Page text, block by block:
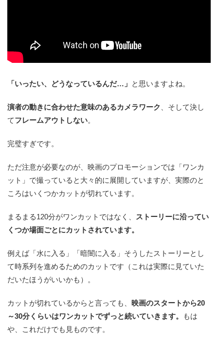
「いったい、どうなっているんだ…」 と思いますよね。
演者の動きに合わせた意味のあるカメラワーク
、そして決し
てフレームアウトしない。
完璧すぎです。
ただ注意が必要なのが、映画のプロモーションでは「ワンカ
ット」で撮っていると大々的に展開していますが、実際のと
ころはいくつかカットが切れています。
まるまる120分がワンカットではなく、
ストーリーに沿ってい
くつか場面ごとにカットされています。
例えば「水に入る」「暗闇に入る」そうしたストーリーとし
て時系列を進めるためのカットです（これは実際に見ていた
だいたほうがいいかも）。
カットが切れているからと言っても、 映画のスタートから20
～30分くらいはワンカットでずっと続いていきます。
もは
や、これだけでも見ものです。